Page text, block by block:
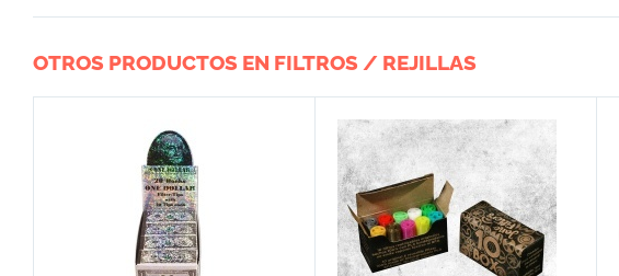
OTROS PRODUCTOS EN FILTROS / REJILLAS